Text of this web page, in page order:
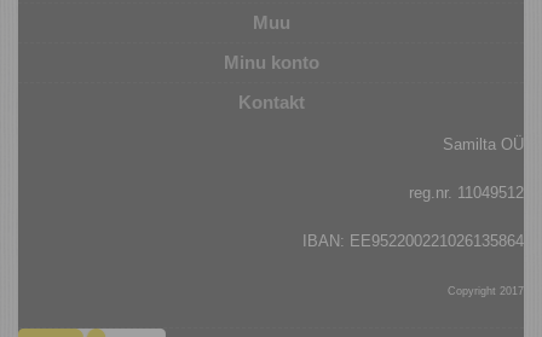
Muu
Minu konto
Kontakt
Samilta OÜ
reg.nr. 11049512
IBAN: EE952200221026135864
Copyright 2017